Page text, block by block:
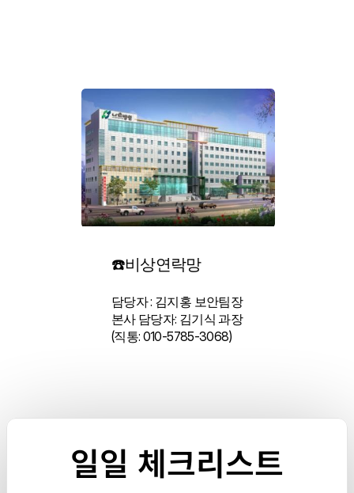
☎️비상연락망
담당자 : 김지홍 보안팀장
본사 담당자: 김기식 과장
(직통: 010-5785-3068)
일일 체크리스트